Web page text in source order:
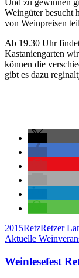
Und zu gewinnen
Weingüter besucht
von Weinpreisen
Ab 19.30 Uhr
Kastaniengarten
können die
gibt es dazu
2015RetzRetzer
Aktuelle
Weinlesefest